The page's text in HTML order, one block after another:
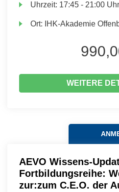
Uhrzeit: 17:45 - 21:00 Uhr
Ort: IHK-Akademie
WEITERE
AEVO Wissens-
Fortbildungsreihe:
zur:zum C.E.O. der